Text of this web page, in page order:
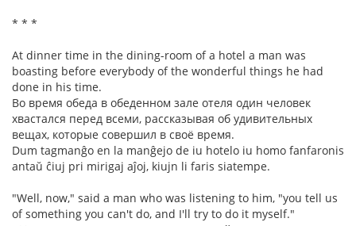
* * *
At dinner time in the dining-room of a hotel a man was
boasting before everybody of the wonderful things he had
done in his time.
Во время обеда в обеденном зале отеля один человек
хвастался перед всеми, рассказывая об удивительных
вещах, которые совершил в своё время.
Dum tagmanĝo en la manĝejo de iu hotelo iu homo fanfaronis
antaŭ ĉiuj pri mirigaj aĵoj, kiujn li faris siatempe.
"Well, now," said a man who was listening to him, "you tell us
of something you can't do, and I'll try to do it myself."